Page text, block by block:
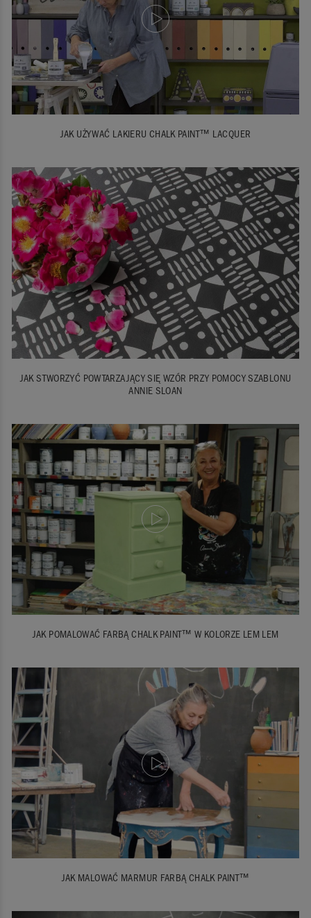
JAK UŻYWAĆ LAKIERU CHALK PAINT™ LACQUER
JAK STWORZYĆ POWTARZAJĄCY SIĘ WZÓR PRZY POMOCY SZABLONU
ANNIE SLOAN
JAK POMALOWAĆ FARBĄ CHALK PAINT™ W KOLORZE LEM LEM
JAK MALOWAĆ MARMUR FARBĄ CHALK PAINT™